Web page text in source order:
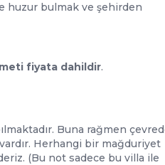
huzur bulmak ve şehirden
fiyata dahildir.
Buna rağmen
Herhangi bir mağduriyet
(Bu not sadece bu villa ile